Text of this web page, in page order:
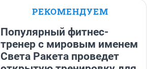
РЕКОМЕНДУЕМ
Популярный фитнес-
тренер с мировым именем
Света Ракета проведет